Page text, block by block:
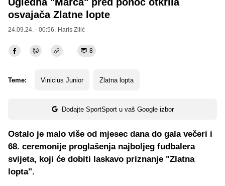
Ugledna "Marca" pred ponoć otkrila
osvajača Zlatne lopte
24.09.24. - 00:56, Haris Zilić
8
Teme: Vinicius Junior Zlatna lopta
Dodajte SportSport u vaš Google izbor
Ostalo je malo više od mjesec dana do gala večeri i
68. ceremonije proglašenja najboljeg fudbalera
svijeta, koji će dobiti laskavo priznanje "Zlatna
lopta".